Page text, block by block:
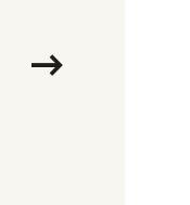
arrow_right_alt